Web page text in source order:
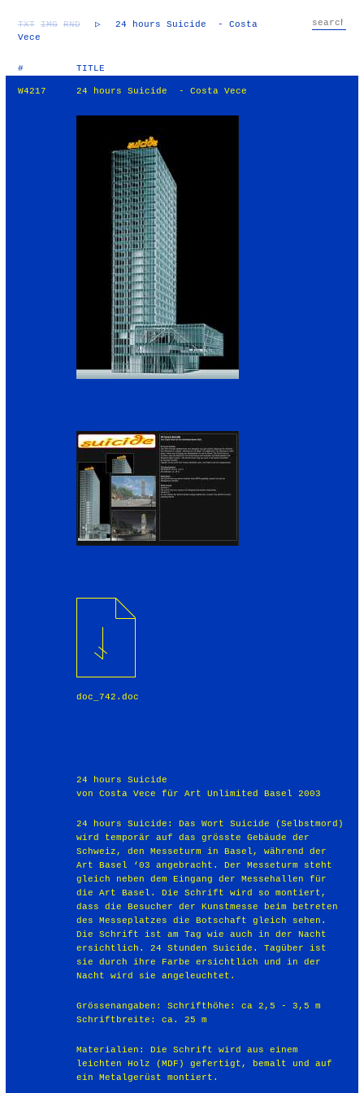
TXT IMG RND ▷
24 hours Suicide - Costa
Vece
# TITLE
W4217 24 hours Suicide - Costa Vece
doc_742.doc
24 hours Suicide
von Costa Vece für Art Unlimited Basel 2003
24 hours Suicide: Das Wort Suicide (Selbstmord)
wird temporär auf das grösste Gebäude der
Schweiz, den Messeturm in Basel, während der
Art Basel ‘03 angebracht. Der Messeturm steht
gleich neben dem Eingang der Messehallen für
die Art Basel. Die Schrift wird so montiert,
dass die Besucher der Kunstmesse beim betreten
des Messeplatzes die Botschaft gleich sehen.
Die Schrift ist am Tag wie auch in der Nacht
ersichtlich. 24 Stunden Suicide. Tagüber ist
sie durch ihre Farbe ersichtlich und in der
Nacht wird sie angeleuchtet.
Grössenangaben: Schrifthöhe: ca 2,5 - 3,5 m
Schriftbreite: ca. 25 m
Materialien: Die Schrift wird aus einem
leichten Holz (MDF) gefertigt, bemalt und auf
ein Metalgerüst montiert.